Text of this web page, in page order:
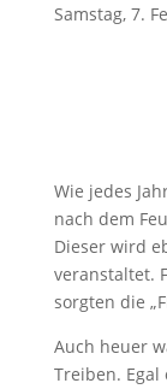
Samstag, 7.
Wie jedes
nach dem
Dieser wird
veranstaltet.
sorgten die
Auch heuer
Treiben. Egal